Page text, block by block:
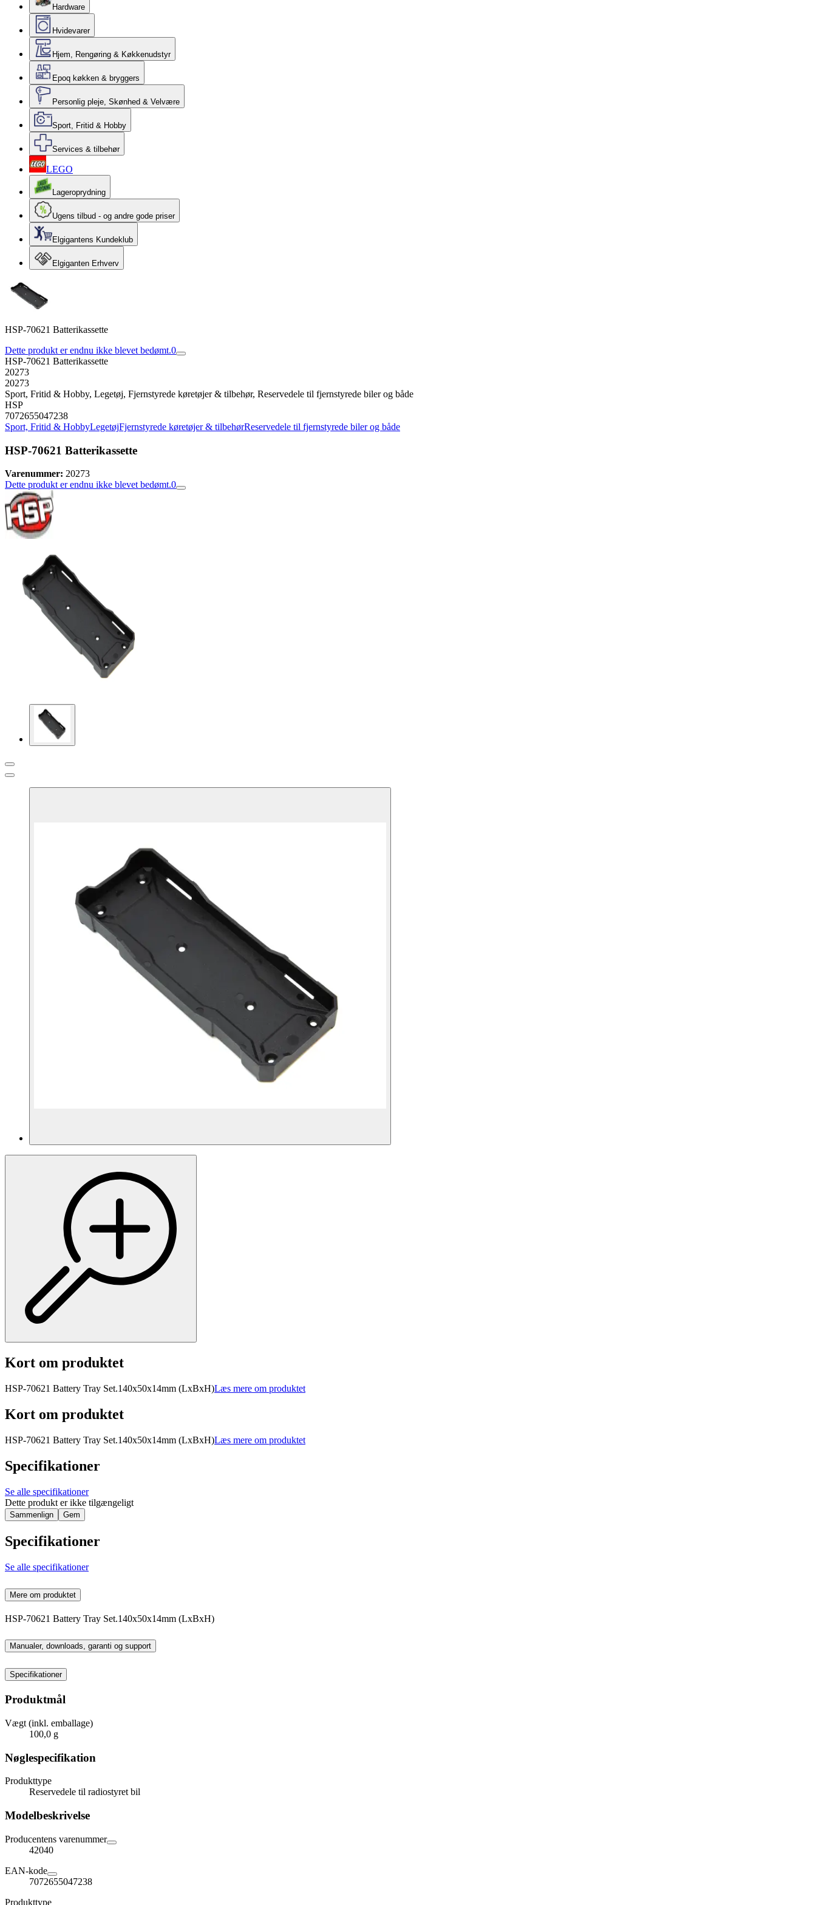
Hardware
Hvidevarer
Hjem, Rengøring & Køkkenudstyr
Epoq køkken & bryggers
Personlig pleje, Skønhed & Velvære
Sport, Fritid & Hobby
Services & tilbehør
LEGO
Lageroprydning
Ugens tilbud - og andre gode priser
Elgigantens Kundeklub
Elgiganten Erhverv
HSP-70621 Batterikassette
Dette produkt er endnu ikke blevet bedømt.0
HSP-70621 Batterikassette
20273
20273
Sport, Fritid & Hobby, Legetøj, Fjernstyrede køretøjer & tilbehør, Reservedele til fjernstyrede biler og både
HSP
7072655047238
Sport, Fritid & HobbyLegetøjFjernstyrede køretøjer & tilbehørReservedele til fjernstyrede biler og både
HSP-70621 Batterikassette
Varenummer: 20273
Dette produkt er endnu ikke blevet bedømt.0
Kort om produktet
HSP-70621 Battery Tray Set.140x50x14mm (LxBxH)Læs mere om produktet
Kort om produktet
HSP-70621 Battery Tray Set.140x50x14mm (LxBxH)Læs mere om produktet
Specifikationer
Se alle specifikationer
Dette produkt er ikke tilgængeligt
Sammenlign Gem
Specifikationer
Se alle specifikationer
Mere om produktet
HSP-70621 Battery Tray Set.140x50x14mm (LxBxH)
Manualer, downloads, garanti og support
Specifikationer
Produktmål
Vægt (inkl. emballage)
100,0 g
Nøglespecifikation
Produkttype
Reservedele til radiostyret bil
Modelbeskrivelse
Producentens varenummer
42040
EAN-kode
7072655047238
Produkttype